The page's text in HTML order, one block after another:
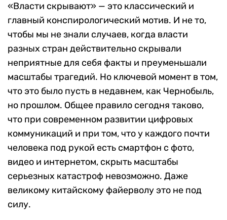
«Власти скрывают» — это классический и
главный конспирологический мотив. И не то,
чтобы мы не знали случаев, когда власти
разных стран действительно скрывали
неприятные для себя факты и преуменьшали
масштабы трагедий. Но ключевой момент в том,
что это было пусть в недавнем, как Чернобыль,
но прошлом. Общее правило сегодня таково,
что при современном развитии цифровых
коммуникаций и при том, что у каждого почти
человека под рукой есть смартфон с фото,
видео и интернетом, скрыть масштабы
серьезных катастроф невозможно. Даже
великому китайскому файерволу это не под
силу.